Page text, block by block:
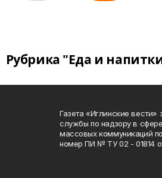
Рубрика "Еда и
Газета «Иглинские
службы по надзору в
массовых коммуникаций
номер ПИ № ТУ 02 - 01814